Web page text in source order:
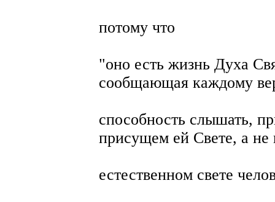
потому что
"оно есть жизнь Духа
сообщающая каждому
способность слышать,
присущем ей Свете, а не
естественном свете